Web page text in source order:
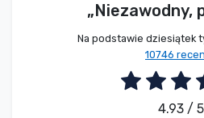
„Niezawodny,
Na podstawie dziesiątek
10746
4.93 / 5